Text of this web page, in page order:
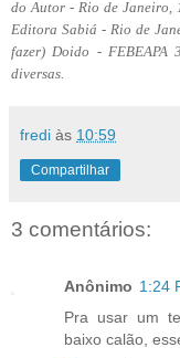
do Autor - Rio de Janeiro,
Editora Sabiá - Rio de
fazer) Doido - FEBEAPA
diversas.
fredi às 10:59
Compartilhar
3 comentários:
Anônimo 1:24
Pra usar um
baixo calão,